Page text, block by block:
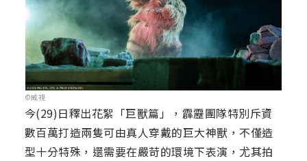
©威視
今(29)日釋出花絮「巨獸篇」，霹靂團隊特別斥資
數百萬打造兩隻可由真人穿戴的巨大神獸，不僅造
型十分特殊，還需要在嚴苛的環境下表演，尤其拍